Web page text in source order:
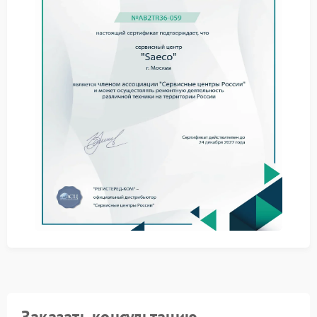
износ пластиковых элементов;
высыхание смазки в подвижных частях;
перекос блока после неправильной установки.
Какие признаки указывают на
проблему
Нарушение работы заметно уже на этапе
извлечения блока. При регулярном обслуживании в
сервисе Saeco такие признаки обнаруживаются
сложных неисправностей. Обратить внимание стоит
на следующие моменты:
блок выходит рывками;
для извлечения требуется значительное усилие;
Если механизм заедает, требуется техническое